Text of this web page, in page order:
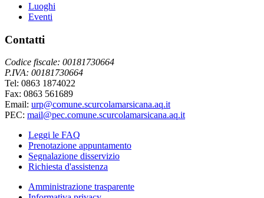
Luoghi
Eventi
Contatti
Codice fiscale: 00181730664
P.IVA: 00181730664
Tel: 0863 1874022
Fax: 0863 561689
Email: urp@comune.scurcolamarsicana.aq.it
PEC: mail@pec.comune.scurcolamarsicana.aq.it
Leggi le FAQ
Prenotazione appuntamento
Segnalazione disservizio
Richiesta d'assistenza
Amministrazione trasparente